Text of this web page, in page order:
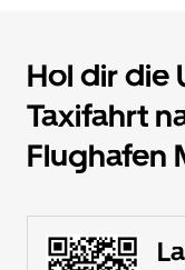
Hol dir die
Taxifahrt
Flughafen